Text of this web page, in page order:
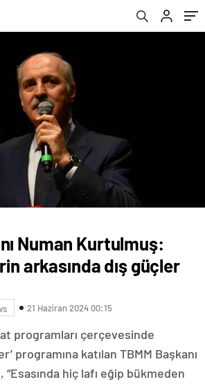
Numan Kurtulmuş:
arkasında dış güçler
21 Haziran 2024 00:15
programları çerçevesinde
programına katılan TBMM Başkanı
hiç lafı eğip bükmeden